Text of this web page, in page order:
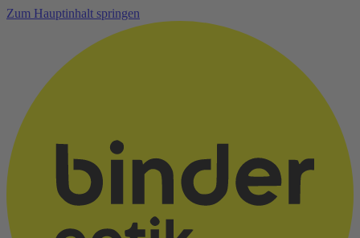
Zum Hauptinhalt springen